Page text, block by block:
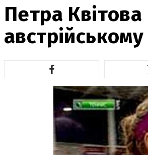
Петра
австрійському